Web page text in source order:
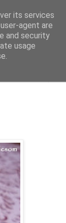
its services
agent are
and security
usage